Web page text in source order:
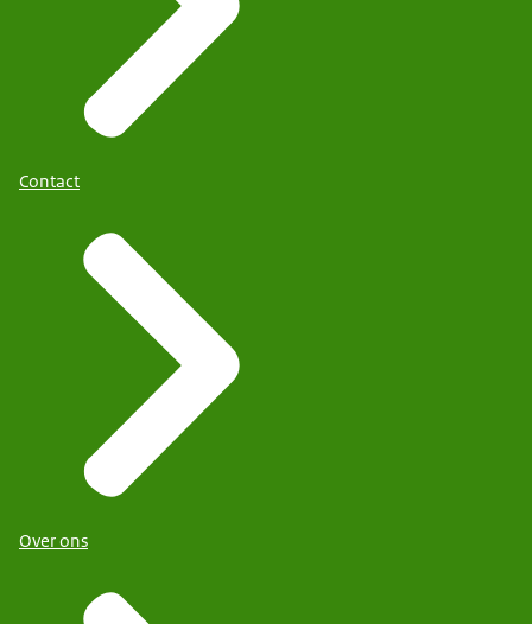
Contact
Over ons